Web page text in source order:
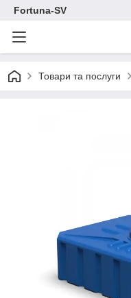
Fortuna-SV
Товари та послуги